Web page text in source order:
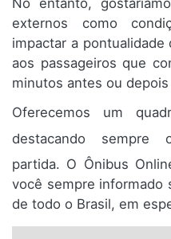
No entanto,
externos como
impactar a pontualidade
aos passageiros que
minutos antes ou
Oferecemos um
destacando sempre
partida. O Ônibus
você sempre informado
de todo o Brasil, em